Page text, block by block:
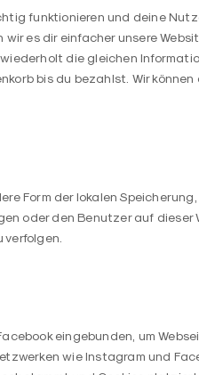
funktionieren und deine
es dir einfacher unsere
die gleichen
bis du bezahlst. Wir können
Form der lokalen Speicherung,
oder den Benutzer auf dieser
eingebunden, um
wie Instagram und